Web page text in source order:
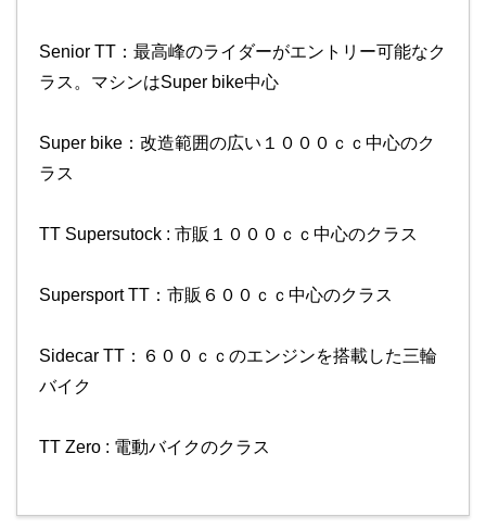
Senior TT：最高峰のライダーがエントリー可能なク
ラス。マシンはSuper bike中心
Super bike：改造範囲の広い１０００ｃｃ中心のク
ラス
TT Supersutock : 市販１０００ｃｃ中心のクラス
Supersport TT：市販６００ｃｃ中心のクラス
Sidecar TT：６００ｃｃのエンジンを搭載した三輪
バイク
TT Zero : 電動バイクのクラス